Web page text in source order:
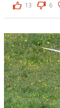
13
6